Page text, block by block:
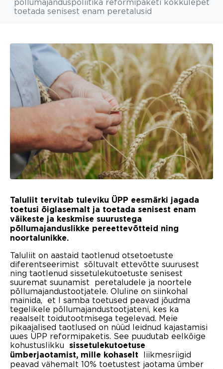
põllumajanduspoliitika reformipaketi kokkulepet
toetada senisest enam peretalusid
Taluliit tervitab tuleviku ÜPP eesmärki jagada
toetusi õiglasemalt ja toetada senisest enam
väikeste ja keskmise suurustega
põllumajanduslikke pereettevõtteid ning
noortalunikke.
Taluliit on aastaid taotlenud otsetoetuste
diferentseerimist sõltuvalt ettevõtte suurusest
ning taotlenud sissetulekutoetuste senisest
suuremat suunamist peretaludele ja noortele
põllumajandustootjatele. Oluline on siinkohal
mainida, et I samba toetused peavad jõudma
tegelikele põllumajandustootjateni, kes ka
reaalselt toidutootmisega tegelevad. Meie
pikaajalised taotlused on nüüd leidnud kajastamisi
uues ÜPP reformipaketis. See puudutab eelkõige
kohustuslikku sissetulekutoetuse
ümberjaotamist, mille kohaselt
liikmesriigid
peavad vähemalt 10% toetustest jaotama ümber